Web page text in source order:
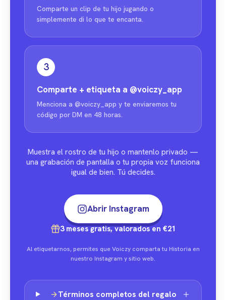
Comparte un clip de tu hijo jugando o
simplemente di lo que te encanta.
3
Comparte + etiqueta a @voiczy_app
Menciona a @voiczy_app y te enviaremos tu
código por DM en 48 horas.
Muestra el rostro de tu hijo o mantenlo privado —
una grabación de pantalla o tu propia voz funciona
igual de bien. Tú decides.
Abrir Instagram
3 meses gratis, valorados en €21
Al etiquetarnos, permites que Voiczy comparta tu Historia en
nuestro Instagram y sitio web.
Términos completos del regalo